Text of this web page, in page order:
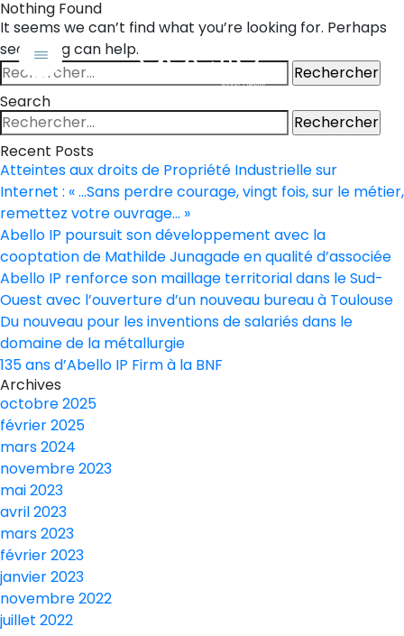
Nothing Found
It seems we can’t find what you’re looking for. Perhaps
searching can help.
Rechercher :
Search
Rechercher :
Recent Posts
Atteintes aux droits de Propriété Industrielle sur
Internet : « …Sans perdre courage, vingt fois, sur le métier,
remettez votre ouvrage… »
Abello IP poursuit son développement avec la
cooptation de Mathilde Junagade en qualité d’associée
Abello IP renforce son maillage territorial dans le Sud-
Ouest avec l’ouverture d’un nouveau bureau à Toulouse
Du nouveau pour les inventions de salariés dans le
domaine de la métallurgie
135 ans d’Abello IP Firm à la BNF
Archives
octobre 2025
février 2025
mars 2024
novembre 2023
mai 2023
avril 2023
mars 2023
février 2023
janvier 2023
novembre 2022
juillet 2022